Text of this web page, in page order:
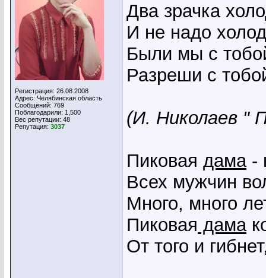
Регистрация: 26.08.2008
Адрес: Челябинская область
Сообщений: 769
Поблагодарили: 1,500
Вес репутации: 48
Репутация: 3037
Два зрачка
И не надо
Были мы с
Разреши с
(И. Николаев "
Пиковая дама-
Всех мужчин
Много, много
Пиковая дама
От того и